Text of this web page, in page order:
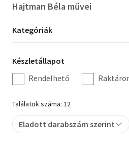
Hobbi, szabadidő
Irodalom
Művészet
Szakkönyv
Hajtman Béla művei
Kategória
szűrés
Kategóriák
Készletállapot
szűrés
Készletállapot
Rendelhető
Találatok száma: 12
Eladott darabszám szerint